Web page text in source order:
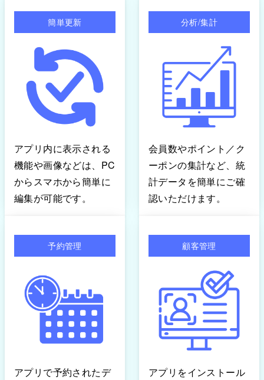
簡単更新
アプリ内に表示される
機能や画像などは、PC
からスマホから簡単に
編集が可能です。
分析/集計
会員数やポイント／ク
ーポンの集計など、統
計データを簡単にご確
認いただけます。
予約管理
アプリで予約されたデ
顧客管理
アプリをインストール